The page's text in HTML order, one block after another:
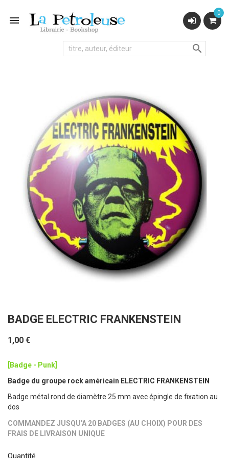

0

BADGE ELECTRIC FRANKENSTEIN
1,00 €
[Badge - Punk]
Badge du groupe rock américain ELECTRIC FRANKENSTEIN
Badge métal rond de diamètre 25 mm avec épingle de fixation au
dos
COMMANDEZ JUSQU'A 20 BADGES (AU CHOIX) POUR DES
FRAIS DE LIVRAISON UNIQUE
Quantité